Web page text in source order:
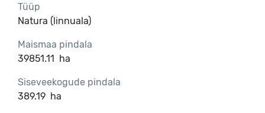
Tüüp
Natura (linnuala)
Maismaa pindala
39851.11 ha
Siseveekogude pindala
389.19 ha